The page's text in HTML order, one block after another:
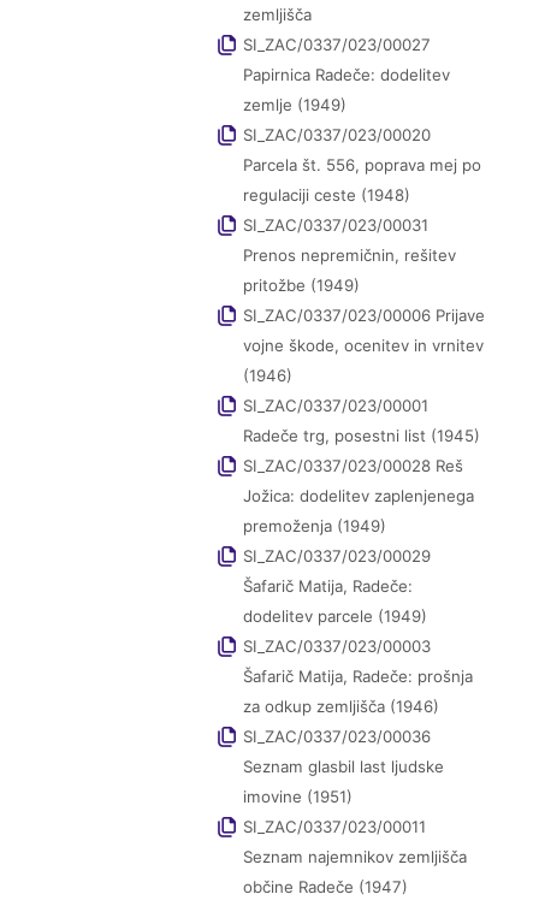
zemljišča
SI_ZAC/0337/023/00027
Papirnica Radeče: dodelitev
zemlje (1949)
SI_ZAC/0337/023/00020
Parcela št. 556, poprava mej po
regulaciji ceste (1948)
SI_ZAC/0337/023/00031
Prenos nepremičnin, rešitev
pritožbe (1949)
SI_ZAC/0337/023/00006 Prijave
vojne škode, ocenitev in vrnitev
(1946)
SI_ZAC/0337/023/00001
Radeče trg, posestni list (1945)
SI_ZAC/0337/023/00028 Reš
Jožica: dodelitev zaplenjenega
premoženja (1949)
SI_ZAC/0337/023/00029
Šafarič Matija, Radeče:
dodelitev parcele (1949)
SI_ZAC/0337/023/00003
Šafarič Matija, Radeče: prošnja
za odkup zemljišča (1946)
SI_ZAC/0337/023/00036
Seznam glasbil last ljudske
imovine (1951)
SI_ZAC/0337/023/00011
Seznam najemnikov zemljišča
občine Radeče (1947)